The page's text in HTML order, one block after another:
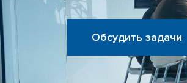
Обсудить задачи